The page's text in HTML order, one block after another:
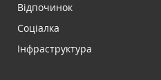
Відпочинок
Соціалка
Інфраструктура